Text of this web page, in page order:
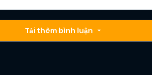
Tải thêm bình luận